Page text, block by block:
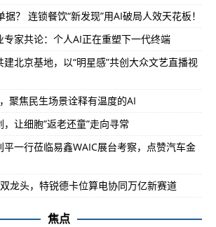
？ 连锁餐饮“新发现”用AI破局人效天花板！
专家共论：个人AI正在重塑下一代终端
北京基地，以“明星感”共创大众文艺直播视
聚焦民生场景诠释有温度的AI
让细胞”返老还童”走向寻常
平一行莅临易鑫WAIC展台考察，点赞汽车金
龙头，特锐德卡位算电协同万亿新赛道
焦点